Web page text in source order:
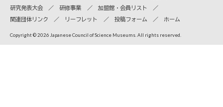
研究発表大会
研修事業
加盟館・会員リスト
関連団体リンク
リーフレット 投稿フォーム ホーム
Copyright © 2026 Japanese Council of Science Museums. All rights reserved.